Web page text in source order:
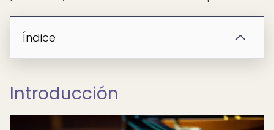
Índice
Introducción